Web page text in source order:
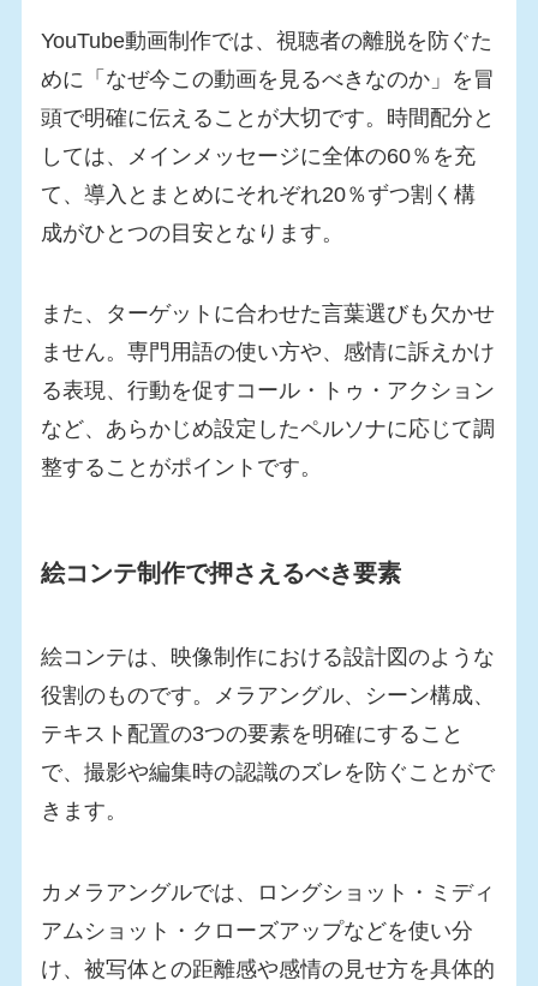
YouTube動画制作では、視聴者の離脱を防ぐた
めに「なぜ今この動画を見るべきなのか」を冒
頭で明確に伝えることが大切です。時間配分と
しては、メインメッセージに全体の60％を充
て、導入とまとめにそれぞれ20％ずつ割く構
成がひとつの目安となります。
また、ターゲットに合わせた言葉選びも欠かせ
ません。専門用語の使い方や、感情に訴えかけ
る表現、行動を促すコール・トゥ・アクション
など、あらかじめ設定したペルソナに応じて調
整することがポイントです。
絵コンテ制作で押さえるべき要素
絵コンテは、映像制作における設計図のような
役割のものです。メラアングル、シーン構成、
テキスト配置の3つの要素を明確にすること
で、撮影や編集時の認識のズレを防ぐことがで
きます。
カメラアングルでは、ロングショット・ミディ
アムショット・クローズアップなどを使い分
け、被写体との距離感や感情の見せ方を具体的